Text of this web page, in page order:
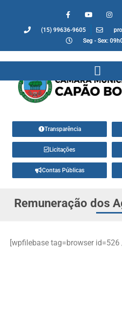
(15) 99636-9605
Seg - Sex:
Transparência
Licitações
Contas Públicas
Remuneração dos
[wpfilebase tag=browser id=526